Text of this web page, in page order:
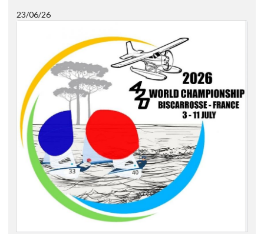
23/06/26